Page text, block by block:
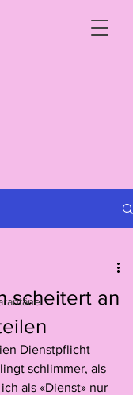
scheitert an
Dienstpflicht
schlimmer, als
als «Dienst» nur